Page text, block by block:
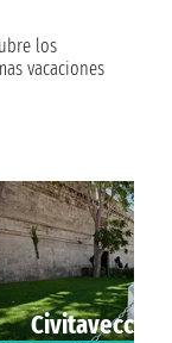
los
vacaciones
Civitavecchia